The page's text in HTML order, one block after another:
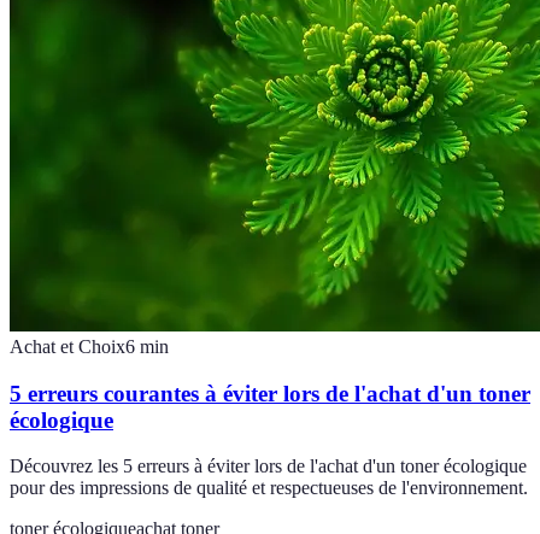
Achat et Choix6 min
5 erreurs courantes à éviter lors de l'achat d'un toner
écologique
Découvrez les 5 erreurs à éviter lors de l'achat d'un toner écologique
pour des impressions de qualité et respectueuses de l'environnement.
toner écologiqueachat toner